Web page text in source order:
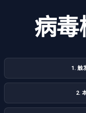
病毒
1. 触
2.